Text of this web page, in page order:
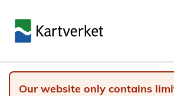
Our website only contains